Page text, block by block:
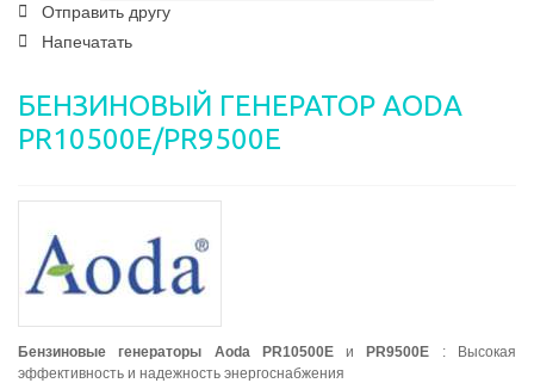
Отправить другу
Напечатать
БЕНЗИНОВЫЙ ГЕНЕРАТОР AODA
PR10500E/PR9500E
Бензиновые генераторы Aoda PR10500EиPR9500E : Высокая
эффективность и надежность энергоснабжения